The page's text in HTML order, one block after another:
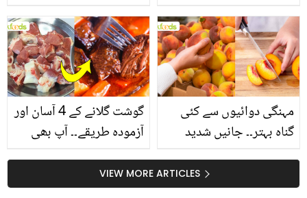
یاد رکھیں
استعمال۔۔ جانیں کھانوں
سے متعلق غلط فہمیوں کی
حقیقت کیا ہے اور افواہ
کیا؟
گوشت گلانے کے 4 آسان اور
آزمودہ طریقے۔۔ آپ بھی
جانیں انٹرنیشنل شیف کے
بتائے راز
مہنگی دوائیوں سے کئی
گناہ بہتر۔۔ جانیں شدید
گرمی کے موسم میں آڑو
کیوں کھانا چاہیے؟ VIEW MORE ARTICLES